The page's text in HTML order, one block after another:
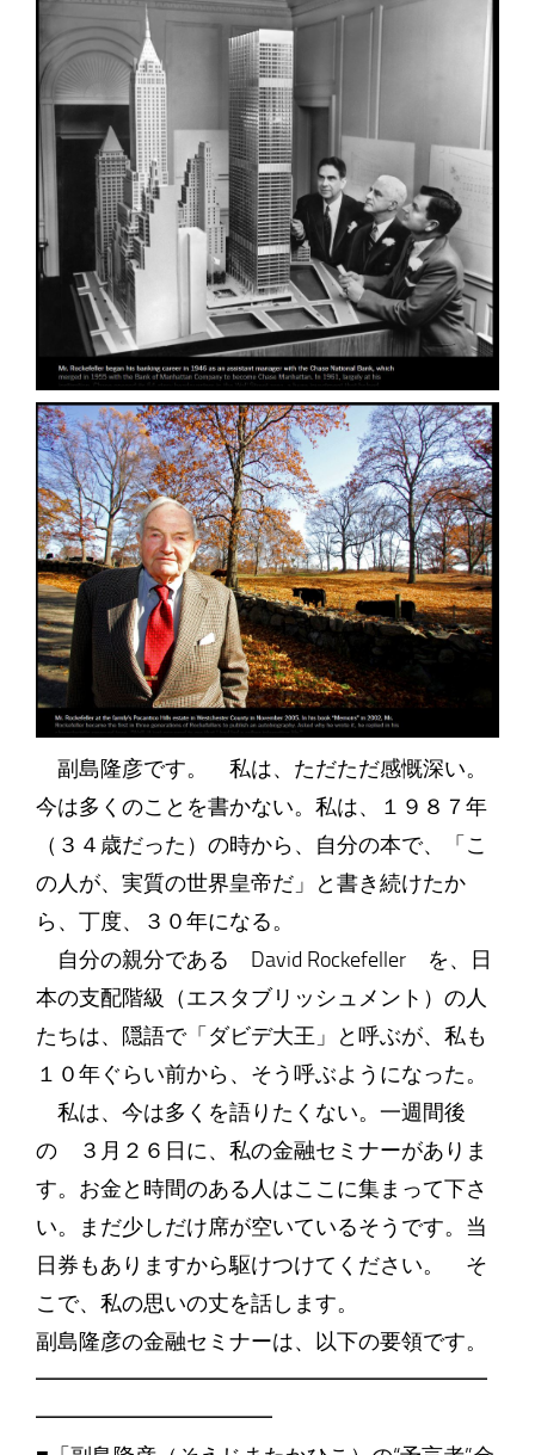
副島隆彦です。 私は、ただただ感慨深い。
今は多くのことを書かない。私は、１９８７年
（３４歳だった）の時から、自分の本で、「こ
の人が、実質の世界皇帝だ」と書き続けたか
ら、丁度、３０年になる。
自分の親分である David Rockefeller を、日
本の支配階級（エスタブリッシュメント）の人
たちは、隠語で「ダビデ大王」と呼ぶが、私も
１０年ぐらい前から、そう呼ぶようになった。
私は、今は多くを語りたくない。一週間後
の ３月２６日に、私の金融セミナーがありま
す。お金と時間のある人はここに集まって下さ
い。まだ少しだけ席が空いているそうです。当
日券もありますから駆けつけてください。 そ
こで、私の思いの丈を話します。
副島隆彦の金融セミナーは、以下の要領です。
━━━━━━━━━━━━━━━━━━━━━
━━━━━━━━━━━